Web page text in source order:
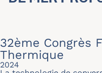
32ème Congrès
Thermique
2024